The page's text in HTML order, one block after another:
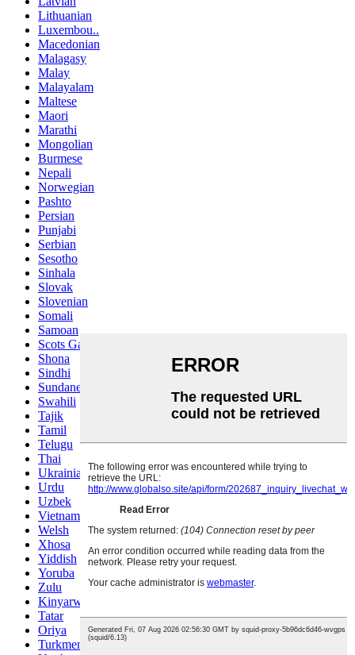
Lithuanian
Luxembou..
Macedonian
Malagasy
Malay
Malayalam
Maltese
Maori
Marathi
Mongolian
Burmese
Nepali
Norwegian
Pashto
Persian
Punjabi
Serbian
Sesotho
Sinhala
Slovak
Slovenian
Somali
Samoan
Scots Gaelic
Shona
Sindhi
Sundanese
Swahili
Tajik
Tamil
Telugu
Thai
Ukrainian
Urdu
Uzbek
Vietnamese
Welsh
Xhosa
Yiddish
Yoruba
Zulu
Kinyarwanda
Tatar
Oriya
Turkmen